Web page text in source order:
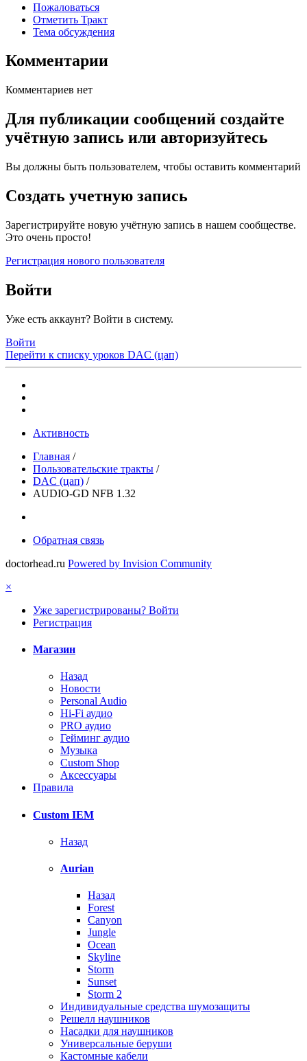
Пожаловаться
Отметить Тракт
Тема обсуждения
Комментарии
Комментариев нет
Для публикации сообщений создайте
учётную запись или авторизуйтесь
Вы должны быть пользователем, чтобы оставить комментарий
Создать учетную запись
Зарегистрируйте новую учётную запись в нашем сообществе.
Это очень просто!
Регистрация нового пользователя
Войти
Уже есть аккаунт? Войти в систему.
Войти
Перейти к списку уроков DAC (цап)
Активность
Главная /
Пользовательские тракты /
DAC (цап) /
AUDIO-GD NFB 1.32
Обратная связь
doctorhead.ru Powered by Invision Community
×
Уже зарегистрированы? Войти
Регистрация
Магазин
Назад
Новости
Personal Audio
Hi-Fi аудио
PRO аудио
Гейминг аудио
Музыка
Custom Shop
Аксессуары
Правила
Custom IEM
Назад
Aurian
Назад
Forest
Canyon
Jungle
Ocean
Skyline
Storm
Sunset
Storm 2
Индивидуальные средства шумозащиты
Решелл наушников
Насадки для наушников
Универсальные беруши
Кастомные кабели